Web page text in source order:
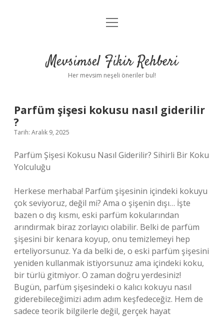
Anasayfa
Yasal Uyarı
menüyü
Mevsimsel Fikir Rehberi
Her mevsim neşeli öneriler bul!
Parfüm şişesi kokusu nasıl giderilir
?
Tarih: Aralık 9, 2025
Parfüm Şişesi Kokusu Nasıl Giderilir? Sihirli Bir Koku
Yolculuğu
Herkese merhaba! Parfüm şişesinin içindeki kokuyu
çok seviyoruz, değil mi? Ama o şişenin dışı… İşte
bazen o dış kısmı, eski parfüm kokularından
arındırmak biraz zorlayıcı olabilir. Belki de parfüm
şişesini bir kenara koyup, onu temizlemeyi hep
erteliyorsunuz. Ya da belki de, o eski parfüm şişesini
yeniden kullanmak istiyorsunuz ama içindeki koku,
bir türlü gitmiyor. O zaman doğru yerdesiniz!
Bugün, parfüm şişesindeki o kalıcı kokuyu nasıl
giderebileceğimizi adım adım keşfedeceğiz. Hem de
sadece teorik bilgilerle değil, gerçek hayat